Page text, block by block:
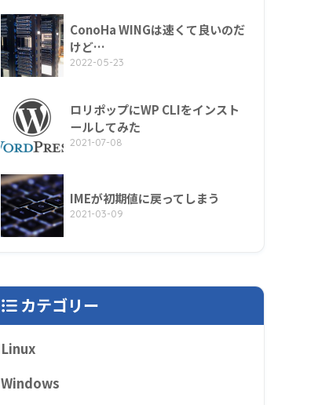
ConoHa WINGは速くて良いのだ
けど…
2022-05-23
ロリポップにWP CLIをインスト
ールしてみた
2021-07-08
IMEが初期値に戻ってしまう
2021-03-09
カテゴリー
Linux
Windows